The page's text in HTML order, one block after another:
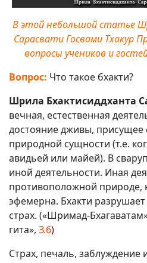
В этой небольшой статье
Сарасвати Госвами Тхакур
вопросы учеников и
Вопрос: Что такое бхакти?
Шрила Бхактисиддханта
вечная, естественная
достояние дживы, присущее
природной сущности (т.е.
авидьей или майей). В
иной деятельности. Иная
противоположной природе,
эфемерна. Бхакти
страх. («Шримад-
гита», З.6)
Страх, печаль, заблуждение